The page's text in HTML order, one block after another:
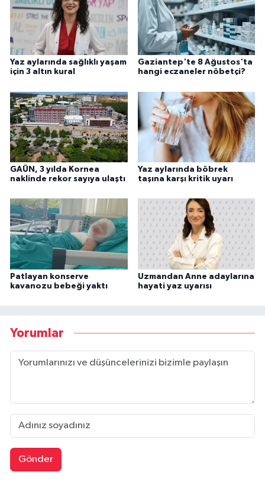
Yaz aylarında sağlıklı yaşam
için 3 altın kural
Gaziantep'te 8 Ağustos'ta
hangi eczaneler nöbetçi?
GAÜN, 3 yılda Kornea
naklinde rekor sayıya ulaştı
Yaz aylarında böbrek
taşına karşı kritik uyarı
Patlayan konserve
kavanozu bebeği yaktı
Uzmandan Anne adaylarına
hayati yaz uyarısı
Yorumlar
Gönder